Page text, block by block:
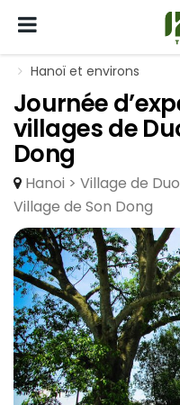
Hanoï et environs
Journée
villages de
Dong
Hanoi > Village de
Village de Son Dong